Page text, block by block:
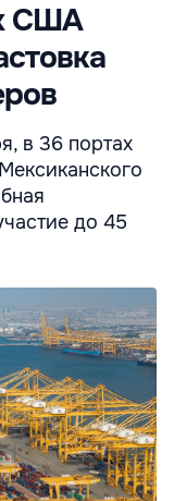
США
в 36 портах
до 45